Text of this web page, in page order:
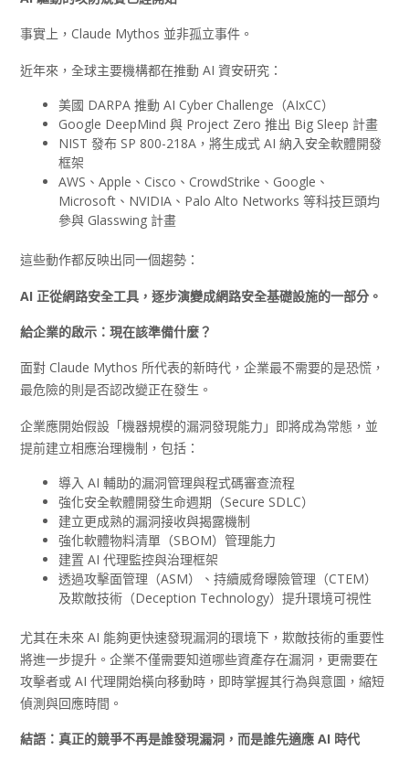
事實上，Claude Mythos 並非孤立事件。
近年來，全球主要機構都在推動 AI 資安研究：
美國 DARPA 推動 AI Cyber Challenge（AIxCC）
Google DeepMind 與 Project Zero 推出 Big Sleep 計畫
NIST 發布 SP 800-218A，將生成式 AI 納入安全軟體開發
框架
AWS、Apple、Cisco、CrowdStrike、Google、
Microsoft、NVIDIA、Palo Alto Networks 等科技巨頭均
參與 Glasswing 計畫
這些動作都反映出同一個趨勢：
AI 正從網路安全工具，逐步演變成網路安全基礎設施的一部分。
給企業的啟示：現在該準備什麼？
面對 Claude Mythos 所代表的新時代，企業最不需要的是恐慌，
最危險的則是否認改變正在發生。
企業應開始假設「機器規模的漏洞發現能力」即將成為常態，並
提前建立相應治理機制，包括：
導入 AI 輔助的漏洞管理與程式碼審查流程
強化安全軟體開發生命週期（Secure SDLC）
建立更成熟的漏洞接收與揭露機制
強化軟體物料清單（SBOM）管理能力
建置 AI 代理監控與治理框架
透過攻擊面管理（ASM）、持續威脅曝險管理（CTEM）
及欺敵技術（Deception Technology）提升環境可視性
尤其在未來 AI 能夠更快速發現漏洞的環境下，欺敵技術的重要性
將進一步提升。企業不僅需要知道哪些資產存在漏洞，更需要在
攻擊者或 AI 代理開始橫向移動時，即時掌握其行為與意圖，縮短
偵測與回應時間。
結語：真正的競爭不再是誰發現漏洞，而是誰先適應 AI 時代